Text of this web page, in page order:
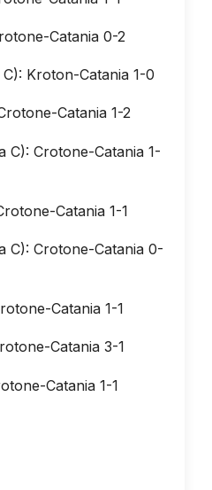
Catania 0-2
Kroton-Catania 1-0
Catania 1-2
C): Crotone-Catania 1-
Catania 1-1
C): Crotone-Catania 0-
Catania 1-1
Catania 3-1
Catania 1-1